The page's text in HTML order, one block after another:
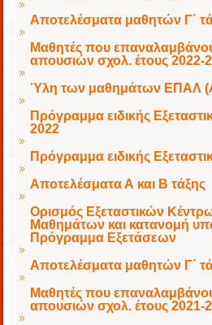
Αποτελέσματα μαθητών Γ΄
Μαθητές που
απουσιών σχολ. έτους 2022-
Ύλη των μαθημάτων ΕΠΑΛ
Πρόγραμμα ειδικής
2022
Πρόγραμμα ειδικής
Αποτελέσματα Α και Β τάξης
Ορισμός Εξεταστικών
Μαθημάτων και κατανομή
Πρόγραμμα Εξετάσεων
Αποτελέσματα μαθητών Γ΄
Μαθητές που
απουσιών σχολ. έτους 2021-